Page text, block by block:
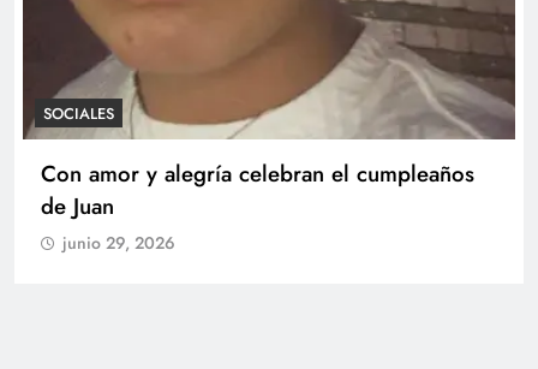
SOCIALES
Con amor y alegría celebran el cumpleaños
de Juan
junio 29, 2026